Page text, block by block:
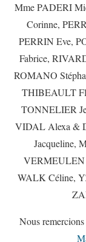
Mme PADERI
Corinne,
PERRIN Eve,
Fabrice,
ROMANO
THIBEAULT
TONNELIER
VIDAL Alexa &
Jacqueline,
VERMEULEN
WALK Céline,
Nous remercions